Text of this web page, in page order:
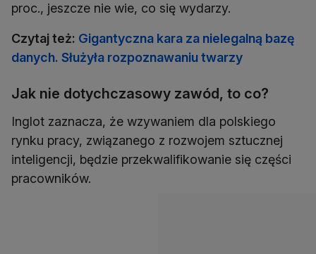
proc., jeszcze nie wie, co się wydarzy.
Czytaj też: Gigantyczna kara za nielegalną bazę
danych. Służyła rozpoznawaniu twarzy
Jak nie dotychczasowy zawód, to co?
Inglot zaznacza, że wzywaniem dla polskiego
rynku pracy, związanego z rozwojem sztucznej
inteligencji, będzie przekwalifikowanie się części